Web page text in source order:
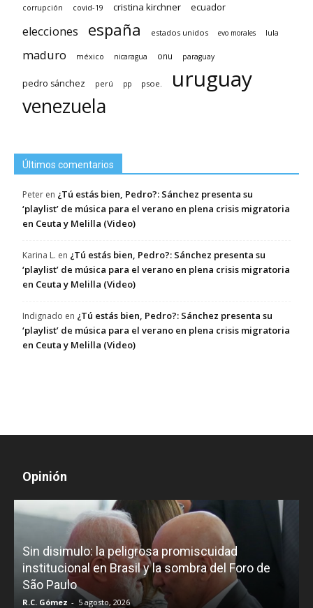
corrupción covid-19 cristina kirchner ecuador
elecciones españa estados unidos evo morales lula
maduro méxico nicaragua onu paraguay
pedro sánchez perú pp psoe. uruguay
venezuela
Últimos comentarios
Peter en ¿Tú estás bien, Pedro?: Sánchez presenta su
‘playlist’ de música para el verano en plena crisis migratoria
en Ceuta y Melilla (Video)
Karina L. en ¿Tú estás bien, Pedro?: Sánchez presenta su
‘playlist’ de música para el verano en plena crisis migratoria
en Ceuta y Melilla (Video)
Indignado en ¿Tú estás bien, Pedro?: Sánchez presenta su
‘playlist’ de música para el verano en plena crisis migratoria
en Ceuta y Melilla (Video)
Opinión
Sin disimulo: la peligrosa promiscuidad
institucional en Brasil y la sombra del Foro de
São Paulo
R.C. Gómez - 5 agosto, 2026